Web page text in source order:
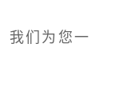
我们为您一